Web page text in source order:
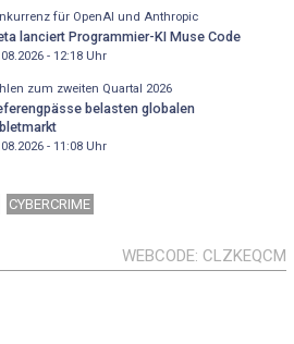
für OpenAI und Anthropic
lanciert Programmier-KI Muse Code
- 12:18Uhr
zum zweiten Quartal 2026
belasten globalen
- 11:08Uhr
CYBERCRIME
WEBCODE CLZKEQCM